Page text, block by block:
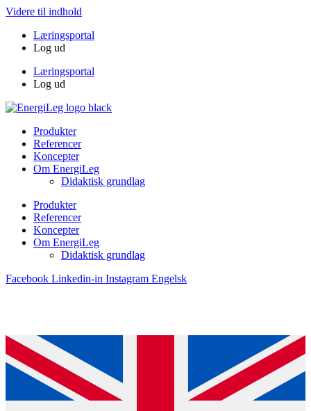
Videre til indhold
Læringsportal
Log ud
Læringsportal
Log ud
Produkter
Referencer
Koncepter
Om EnergiLeg
Didaktisk grundlag
Produkter
Referencer
Koncepter
Om EnergiLeg
Didaktisk grundlag
Facebook Linkedin-in Instagram Engelsk